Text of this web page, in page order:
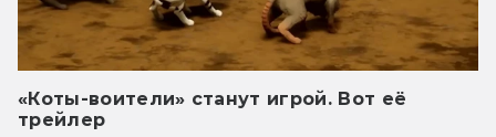
«Коты-воители» станут игрой. Вот её
трейлер